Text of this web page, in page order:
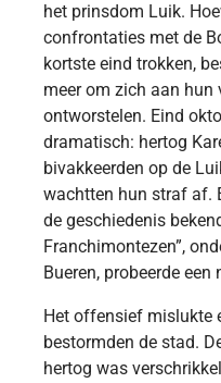
het prinsdom Luik.
confrontaties met de
kortste eind trokken,
meer om zich aan hun
ontworstelen. Eind
dramatisch: hertog
bivakkeerden op de
wachtten hun straf af.
de geschiedenis
Franchimontezen”,
Bueren, probeerde
Het offensief mislukte
bestormden de stad.
hertog was